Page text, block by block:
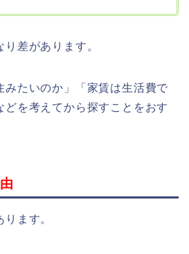
差があります。
みたいのか」「家賃は生活費で
どを考えてから探すことをおす
ます。